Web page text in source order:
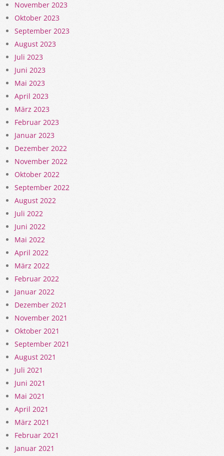
November 2023
Oktober 2023
September 2023
August 2023
Juli 2023
Juni 2023
Mai 2023
April 2023
März 2023
Februar 2023
Januar 2023
Dezember 2022
November 2022
Oktober 2022
September 2022
August 2022
Juli 2022
Juni 2022
Mai 2022
April 2022
März 2022
Februar 2022
Januar 2022
Dezember 2021
November 2021
Oktober 2021
September 2021
August 2021
Juli 2021
Juni 2021
Mai 2021
April 2021
März 2021
Februar 2021
Januar 2021